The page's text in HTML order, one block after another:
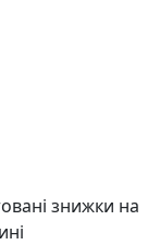
знижки на